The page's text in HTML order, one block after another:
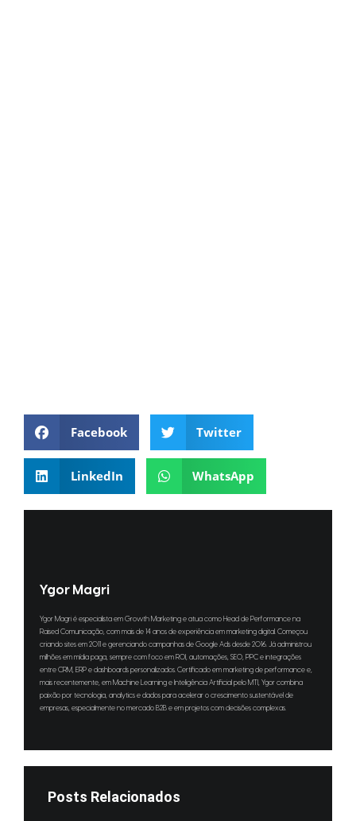
Facebook Twitter
LinkedIn WhatsApp
Ygor Magri
Ygor Magri é especialista em Growth Marketing e atua como Head de Performance na
Raised Comunicação, com mais de 14 anos de experiência em marketing digital. Começou
criando sites em 2011 e gerenciando campanhas de Google Ads desde 2016. Já administrou
milhões em mídia paga, sempre com foco em ROI, automações, SEO, PPC e integrações
entre CRM, ERP e dashboards personalizados. Certificado em marketing de performance e,
mais recentemente, em Machine Learning e Inteligência Artificial pelo MTI, Ygor combina
paixão por tecnologia, analytics e dados para acelerar o crescimento sustentável de
empresas, especialmente no mercado B2B e em projetos com decisões complexas.
Posts Relacionados